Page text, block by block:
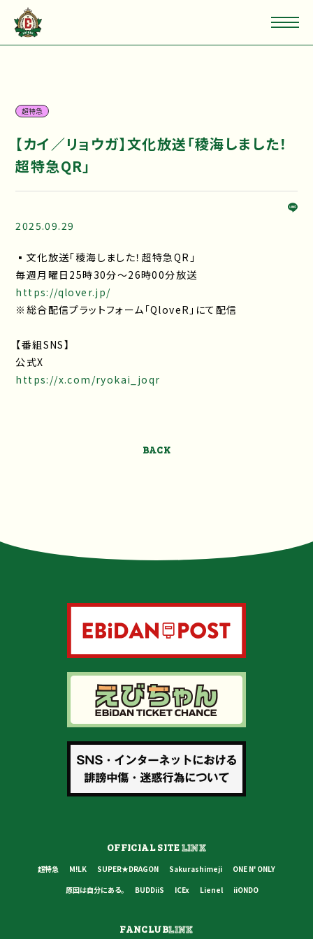
超特急
【カイ／リョウガ】文化放送「稜海しました！
超特急QR」
2025.09.29
▪文化放送「稜海しました！超特急QR」
毎週月曜日25時30分～26時00分放送
https://qlover.jp/
※総合配信プラットフォーム「QloveR」にて配信
【番組SNS】
公式X
https://x.com/ryokai_joqr
BACK
OFFICIAL SITELINK
超特急 M!LK SUPER★DRAGON Sakurashimeji
ONE N' ONLY
原因は自分にある。
BUDDiiS ICEx Lienel iiONDO
FANCLUBLINK